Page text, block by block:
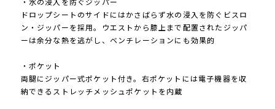
ドロップシートのサイドにはかさばらず水の浸入を防ぐビスロ
ン・ジッパーを採用。ウエストから膝上まで配置されたジッパ
ーは余分な熱を逃がし、ベンチレーションにも効果的
・ポケット
両腿にジッパー式ポケット付き。右ポケットには電子機器を収
納できるストレッチメッシュポケットを内蔵